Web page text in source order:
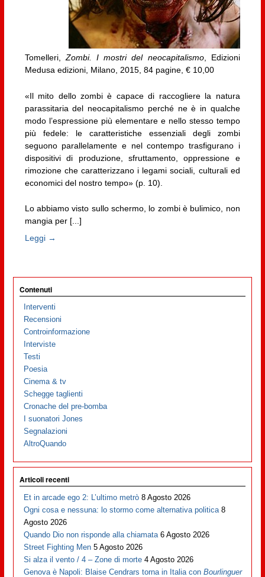
Tomelleri,Zombi. I mostri del neocapitalismo, Edizioni
Medusa edizioni, Milano, 2015, 84 pagine, € 10,00
«Il mito dello zombi è capace di raccogliere la natura
parassitaria del neocapitalismo perché ne è in qualche
modo l’espressione più elementare e nello stesso tempo
più fedele: le caratteristiche essenziali degli zombi
seguono parallelamente e nel contempo trasfigurano i
dispositivi di produzione, sfruttamento, oppressione e
rimozione che caratterizzano i legami sociali, culturali ed
economici del nostro tempo» (p. 10).
Lo abbiamo visto sullo schermo, lo zombi è bulimico, non
mangia per [...]
Leggi →
Contenuti
Interventi
Recensioni
Controinformazione
Interviste
Testi
Poesia
Cinema & tv
Schegge taglienti
Cronache del pre-bomba
I suonatori Jones
Segnalazioni
AltroQuando
Articoli recenti
Et in arcade ego 2: L’ultimo metrò 8 Agosto 2026
Ogni cosa e nessuna: lo stormo come alternativa politica 8
Agosto 2026
Quando Dio non risponde alla chiamata 6 Agosto 2026
Street Fighting Men 5 Agosto 2026
Si alza il vento / 4 – Zone di morte 4 Agosto 2026
Genova è Napoli: Blaise Cendrars torna in Italia conBourlinguer